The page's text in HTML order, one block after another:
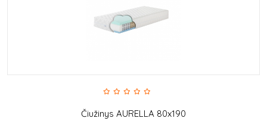
Čiužinys AURELLA 80x190